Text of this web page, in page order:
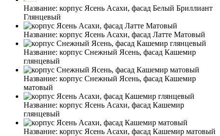
Название: корпус Ясень Асахи, фасад Белый Бриллиант
Глянцевый
Название: корпус Ясень Асахи, фасад Латте Матовый
Название: корпус Снежный Ясень, фасад Кашемир
глянцевый
Название: корпус Снежный Ясень, фасад Кашемир
матовый
Название: корпус Ясень Асахи, фасад Кашемир
глянцевый
Название: корпус Ясень Асахи, фасад Кашемир матовый